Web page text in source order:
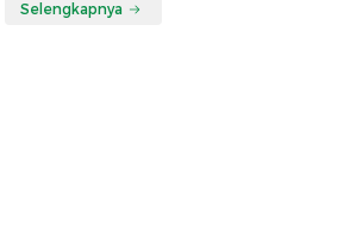
Selengkapnya